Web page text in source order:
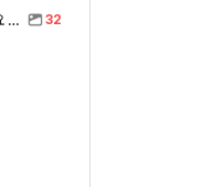
아반떼 풀체인지 가격 나왔는데 진짜 비싸네요 ㅎㅎ 32